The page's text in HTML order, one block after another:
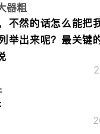
器粗
不然的话怎么能把
举出来呢？最关键